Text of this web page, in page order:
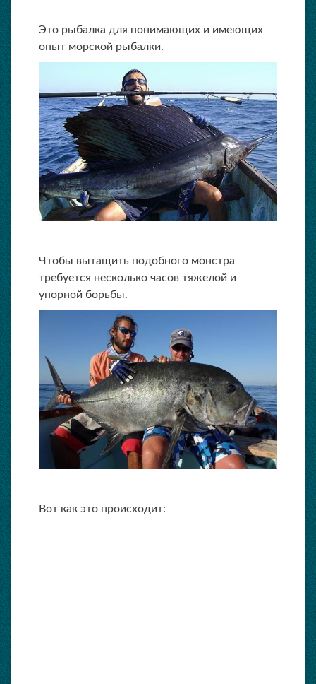
Это рыбалка для понимающих и имеющих
опыт морской рыбалки.
Чтобы вытащить подобного монстра
требуется несколько часов тяжелой и
упорной борьбы.
Вот как это происходит: